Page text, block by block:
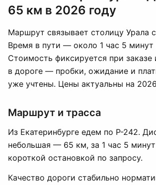
65 км в 2026 году
Маршрут связывает столицу Урала
Время в пути — около 1 час 5 минут
Стоимость фиксируется при заказе
в дороге — пробки, ожидание и
уже учтены. Цены актуальны на
Маршрут и трасса
Из Екатеринбурге едем по Р-242.
небольшая — 65 км, за 1 час 5
короткой остановкой по запросу.
Качество дороги стабильно